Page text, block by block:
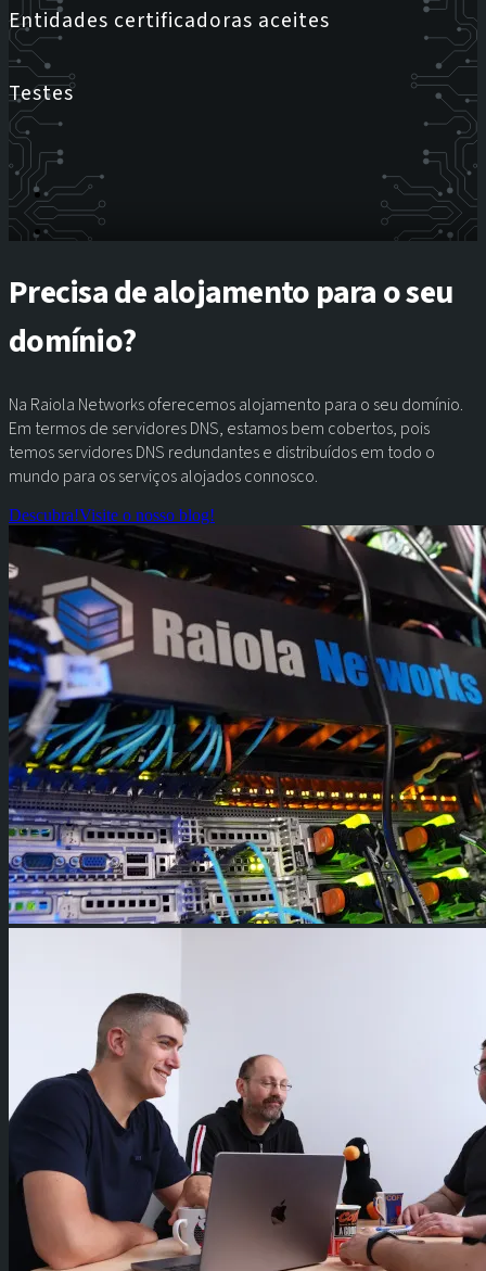
Entidades certificadoras aceites
Testes
Precisa de alojamento para o seu
domínio?
Na Raiola Networks oferecemos alojamento para o seu domínio.
Em termos de servidores DNS, estamos bem cobertos, pois
temos servidores DNS redundantes e distribuídos em todo o
mundo para os serviços alojados connosco.
Descubra!Visite o nosso blog!